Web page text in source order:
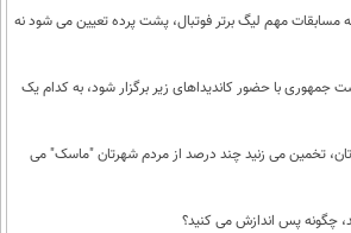
مسابقات مهم لیگ برتر فوتبال، پشت پرده تعیین می شود نه
جمهوری با حضور کاندیداهای زیر برگزار شود، به کدام یک
تخمین می زنید چند درصد از مردم شهرتان "ماسک" می
چگونه پس اندازش می کنید؟